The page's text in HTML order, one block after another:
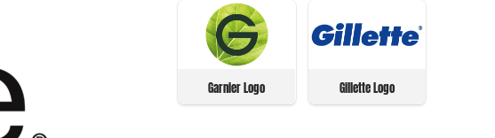
Garnier Logo Gillette Logo